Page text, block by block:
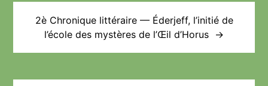
2è Chronique littéraire — Éderjeff, l’initié de
l’école des mystères de l’Œil d’Horus